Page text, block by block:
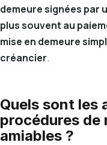
demeure signées par
plus souvent au
mise en demeure
créancier.
Quels sont les
procédures de
amiables ?